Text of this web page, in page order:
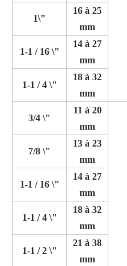
1\"
16 à 25
mm
1-1 / 16 \"
14 à 27
mm
1-1 / 4 \"
18 à 32
mm
3/4 \"
11 à 20
mm
7/8 \"
13 à 23
mm
1-1 / 16 \"
14 à 27
mm
1-1 / 4 \"
18 à 32
mm
1-1 / 2 \"
21 à 38
mm